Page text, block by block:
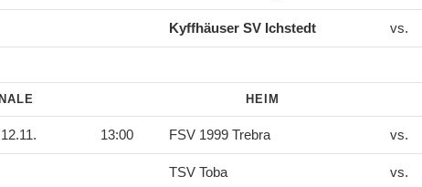
Kyffhäuser SV Ichstedt vs.
HEIM
12.11. 13:00 FSV 1999 Trebra vs.
TSV Toba vs.